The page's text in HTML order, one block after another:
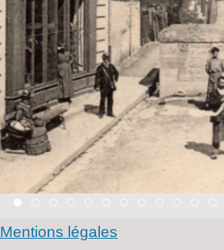
Item 0
Mentions légales